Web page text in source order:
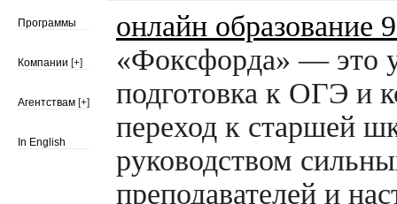
Программы
Компании [+]
Агентствам [+]
In English
онлайн образование
«Фоксфорда» — это
подготовка к ОГЭ и
переход к старшей
руководством
преподавателей и